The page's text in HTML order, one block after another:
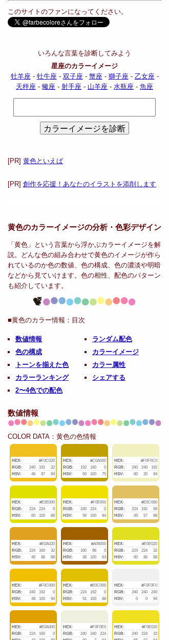
このサイトのファンになってください。
いろんな言葉を診断してみよう
星座のカラーイメージ
牡羊座- 牡牛座- 双子座- 蟹座- 獅子座- 乙女座-
天秤座 - 蠍座 - 射手座 - 山羊座 - 水瓶座 - 魚座
[PR] 黄色といえば
[PR] 創作を応援！あなたのイラストを添削します
黄色のカラーイメージの分析・ 色彩デザイン
「黄色」という言葉から浮かぶカラーイメージを解
説。どんな色の組み合わせで黄色のイメージが作ら
れているのか色の数値、色の構成、色の濃淡や明暗
などから見ていけます。色の相性、配色のパターン
も紹介しています。
■黄色のカラー情報： 目次
数値情報
色の構成
トーンを揃えた色
カラーランキング
2〜4色での配色
ランダム配色
カラーイメージ
カラー属性
シェアする
数値情報
COLOR DATA：黄色の色情報
HEX:
#F0C020
RGB:
240 192
32
HSV:
46 87 94
HEX:
#C0A000
RGB:
192 160
0
HSV:
50 100 75
HEX:
#F0F0C0
RGB:
240 240
192
HSV:
60 20 94
HEX:
#E0E000
RGB:
224 224
0
HSV:
60 100 88
HEX:
#F0E000
RGB:
240 224
0
HSV:
56 100 94
HEX:
#E0C060
RGB:
224 192
96
HSV:
45 57 88
HEX:
#E0A020
RGB:
224 160
32
HSV:
40 86 88
HEX:
#A06000
RGB:
160 96
0
HSV:
36 100 63
HEX:
#E0E020
RGB:
224 224
32
HSV:
60 86 88
HEX:
#F0C000
RGB:
240 192
0
HSV:
48 100 94
HEX:
#E0C000
RGB:
224 192
0
HSV:
51 100 88
HEX:
#F0F0F0
RGB:
240 240
240
HSV:
0 0 94
HEX:
#E0A000
RGB:
224 160
0
HEX:
#F0F0E0
RGB:
240 240
224
HEX:
#F0E020
RGB:
240 224
32